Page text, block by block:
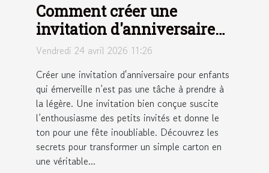
Comment créer une
invitation d'anniversaire
pour enfants qui
Vendredi 24 avril 2026 11:26
Créer une invitation d'anniversaire pour enfants
qui émerveille n’est pas une tâche à prendre à
la légère. Une invitation bien conçue suscite
l’enthousiasme des petits invités et donne le
ton pour une fête inoubliable. Découvrez les
secrets pour transformer un simple carton en
une véritable...